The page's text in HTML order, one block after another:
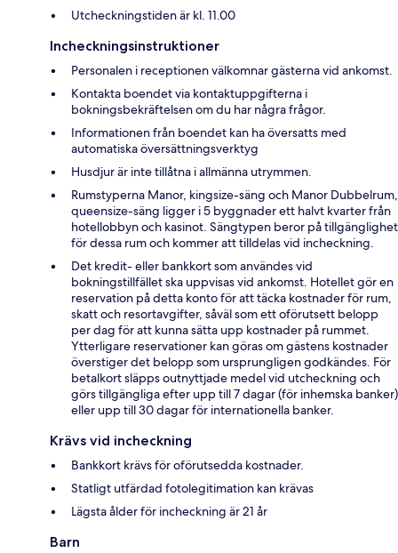
Utcheckningstiden är kl. 11.00
Incheckningsinstruktioner
Personalen i receptionen välkomnar gästerna vid ankomst.
Kontakta boendet via kontaktuppgifterna i
bokningsbekräftelsen om du har några frågor.
Informationen från boendet kan ha översatts med
automatiska översättningsverktyg
Husdjur är inte tillåtna i allmänna utrymmen.
Rumstyperna Manor, kingsize-säng och Manor Dubbelrum,
queensize-säng ligger i 5 byggnader ett halvt kvarter från
hotellobbyn och kasinot. Sängtypen beror på tillgänglighet
för dessa rum och kommer att tilldelas vid incheckning.
Det kredit- eller bankkort som användes vid
bokningstillfället ska uppvisas vid ankomst. Hotellet gör en
reservation på detta konto för att täcka kostnader för rum,
skatt och resortavgifter, såväl som ett oförutsett belopp
per dag för att kunna sätta upp kostnader på rummet.
Ytterligare reservationer kan göras om gästens kostnader
överstiger det belopp som ursprungligen godkändes. För
betalkort släpps outnyttjade medel vid utcheckning och
görs tillgängliga efter upp till 7 dagar (för inhemska banker)
eller upp till 30 dagar för internationella banker.
Krävs vid incheckning
Bankkort krävs för oförutsedda kostnader.
Statligt utfärdad fotolegitimation kan krävas
Lägsta ålder för incheckning är 21 år
Barn